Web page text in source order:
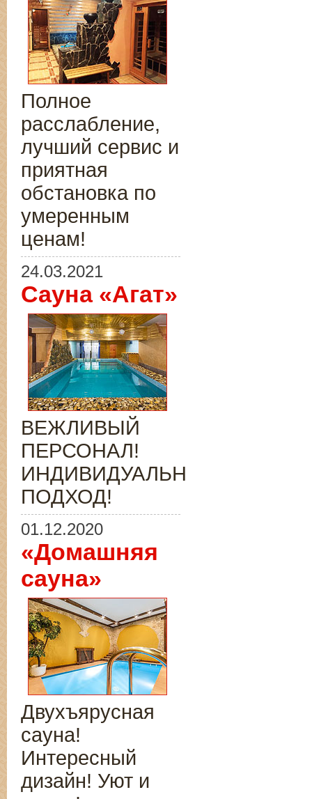
Полное
расслабление,
лучший сервис и
приятная
обстановка по
умеренным
ценам!
24.03.2021
Сауна «Агат»
ВЕЖЛИВЫЙ
ПЕРСОНАЛ!
ИНДИВИДУАЛЬНЫЙ
ПОДХОД!
01.12.2020
«Домашняя
сауна»
Двухъярусная
сауна!
Интересный
дизайн! Уют и